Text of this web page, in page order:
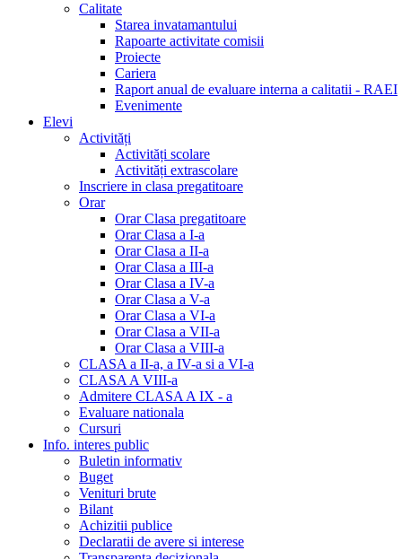
Calitate
Starea invatamantului
Rapoarte activitate comisii
Proiecte
Cariera
Raport anual de evaluare interna a calitatii - RAEI
Evenimente
Elevi
Activități
Activități scolare
Activități extrascolare
Inscriere in clasa pregatitoare
Orar
Orar Clasa pregatitoare
Orar Clasa a I-a
Orar Clasa a II-a
Orar Clasa a III-a
Orar Clasa a IV-a
Orar Clasa a V-a
Orar Clasa a VI-a
Orar Clasa a VII-a
Orar Clasa a VIII-a
CLASA a II-a, a IV-a si a VI-a
CLASA A VIII-a
Admitere CLASA A IX - a
Evaluare nationala
Cursuri
Info. interes public
Buletin informativ
Buget
Venituri brute
Bilant
Achizitii publice
Declaratii de avere si interese